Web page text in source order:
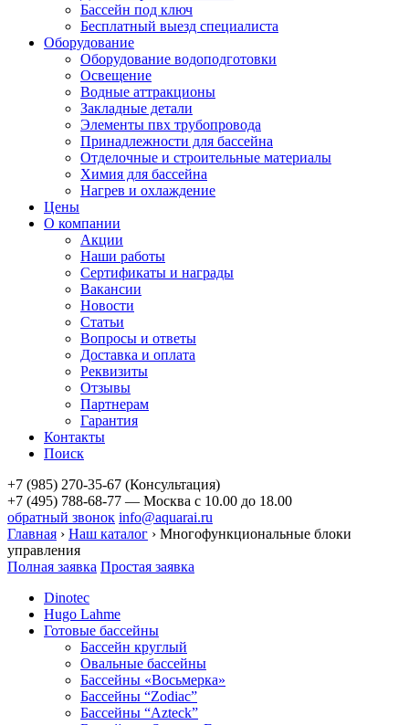
Бассейн под ключ
Бесплатный выезд специалиста
Оборудование
Оборудование водоподготовки
Освещение
Водные аттракционы
Закладные детали
Элементы пвх трубопровода
Принадлежности для бассейна
Отделочные и строительные материалы
Химия для бассейна
Нагрев и охлаждение
Цены
О компании
Акции
Наши работы
Сертификаты и награды
Вакансии
Новости
Статьи
Вопросы и ответы
Доставка и оплата
Реквизиты
Отзывы
Партнерам
Гарантия
Контакты
Поиск
+7 (985) 270-35-67 (Консультация)
+7 (495) 788-68-77 — Москва с 10.00 до 18.00
обратный звонок info@aquarai.ru
Главная › Наш каталог › Многофункциональные блоки
управления
Полная заявка Простая заявка
Dinotec
Hugo Lahme
Готовые бассейны
Бассейн круглый
Овальные бассейны
Бассейны «Восьмерка»
Бассейны “Zodiac”
Бассейны “Azteck”